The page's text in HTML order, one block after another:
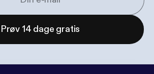
Prøv 14 dage gratis